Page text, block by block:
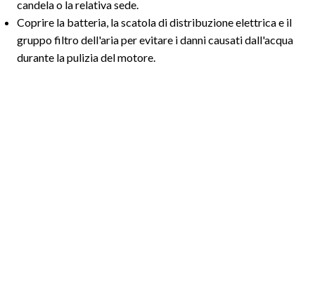
candela o la relativa sede.
Coprire la batteria, la scatola di distribuzione elettrica e il
gruppo filtro dell'aria per evitare i danni causati dall'acqua
durante la pulizia del motore.